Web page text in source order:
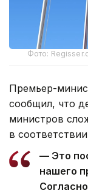
Фото:
Премьер-
сообщил, что
министров
в
— Это
нашего